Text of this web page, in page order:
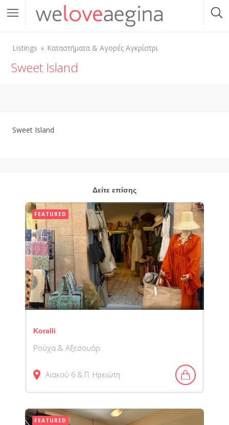
Listings Καταστήματα & Αγορές Αγκρίστρι
Sweet Island
Sweet Island
Δείτε επίσης
FEATURED
Koralli
Ρούχα & Αξεσουάρ
Αιακού 6 & Π. Ηρειώτη
FEATURED